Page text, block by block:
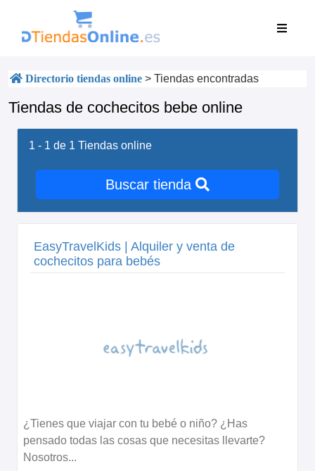
Directorio tiendas online > Tiendas encontradas
Tiendas de cochecitos bebe online
1 - 1 de 1 Tiendas online
Buscar tienda
EasyTravelKids | Alquiler y venta de
cochecitos para bebés
¿Tienes que viajar con tu bebé o niño? ¿Has
pensado todas las cosas que necesitas llevarte?
Nosotros...